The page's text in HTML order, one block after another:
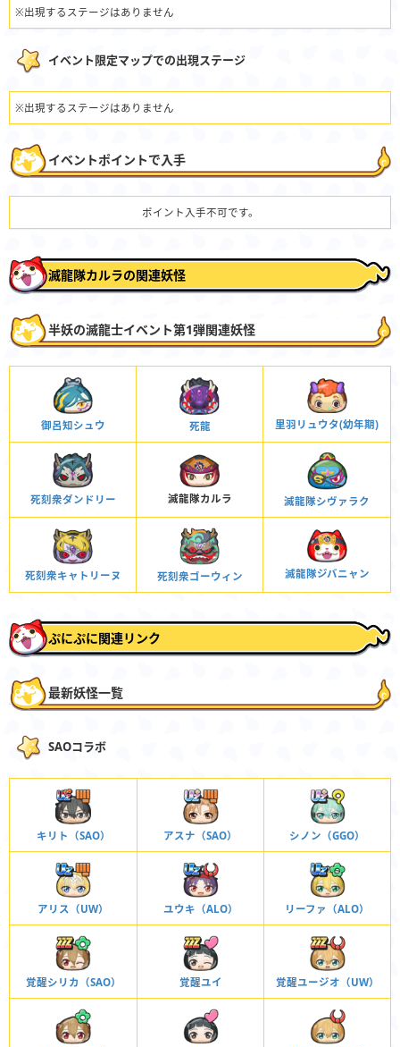
※出現するステージはありません
イベント限定マップでの出現ステージ
※出現するステージはありません
イベントポイントで入手
ポイント入手不可です。
滅龍隊カルラの関連妖怪
半妖の滅龍士イベント第1弾関連妖怪
御呂知シュウ 死龍 里羽リュウタ(幼年期)
死刻衆ダンドリー 滅龍隊カルラ 滅龍隊シヴァラク
死刻衆キャトリーヌ 死刻衆ゴーウィン 滅龍隊ジバニャン
ぷにぷに関連リンク
最新妖怪一覧
SAOコラボ
キリト（SAO） アスナ（SAO） シノン（GGO）
アリス（UW） ユウキ（ALO） リーファ（ALO）
覚醒シリカ（SAO） 覚醒ユイ 覚醒ユージオ（UW）